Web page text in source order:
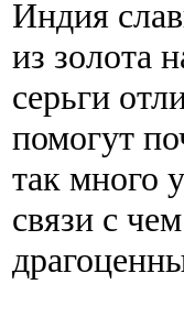
Индия
из золота
серьги
помогут
так много
связи с